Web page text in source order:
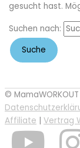
gesucht hast.
Suchen nach:
©
Affiliate | Vertrag